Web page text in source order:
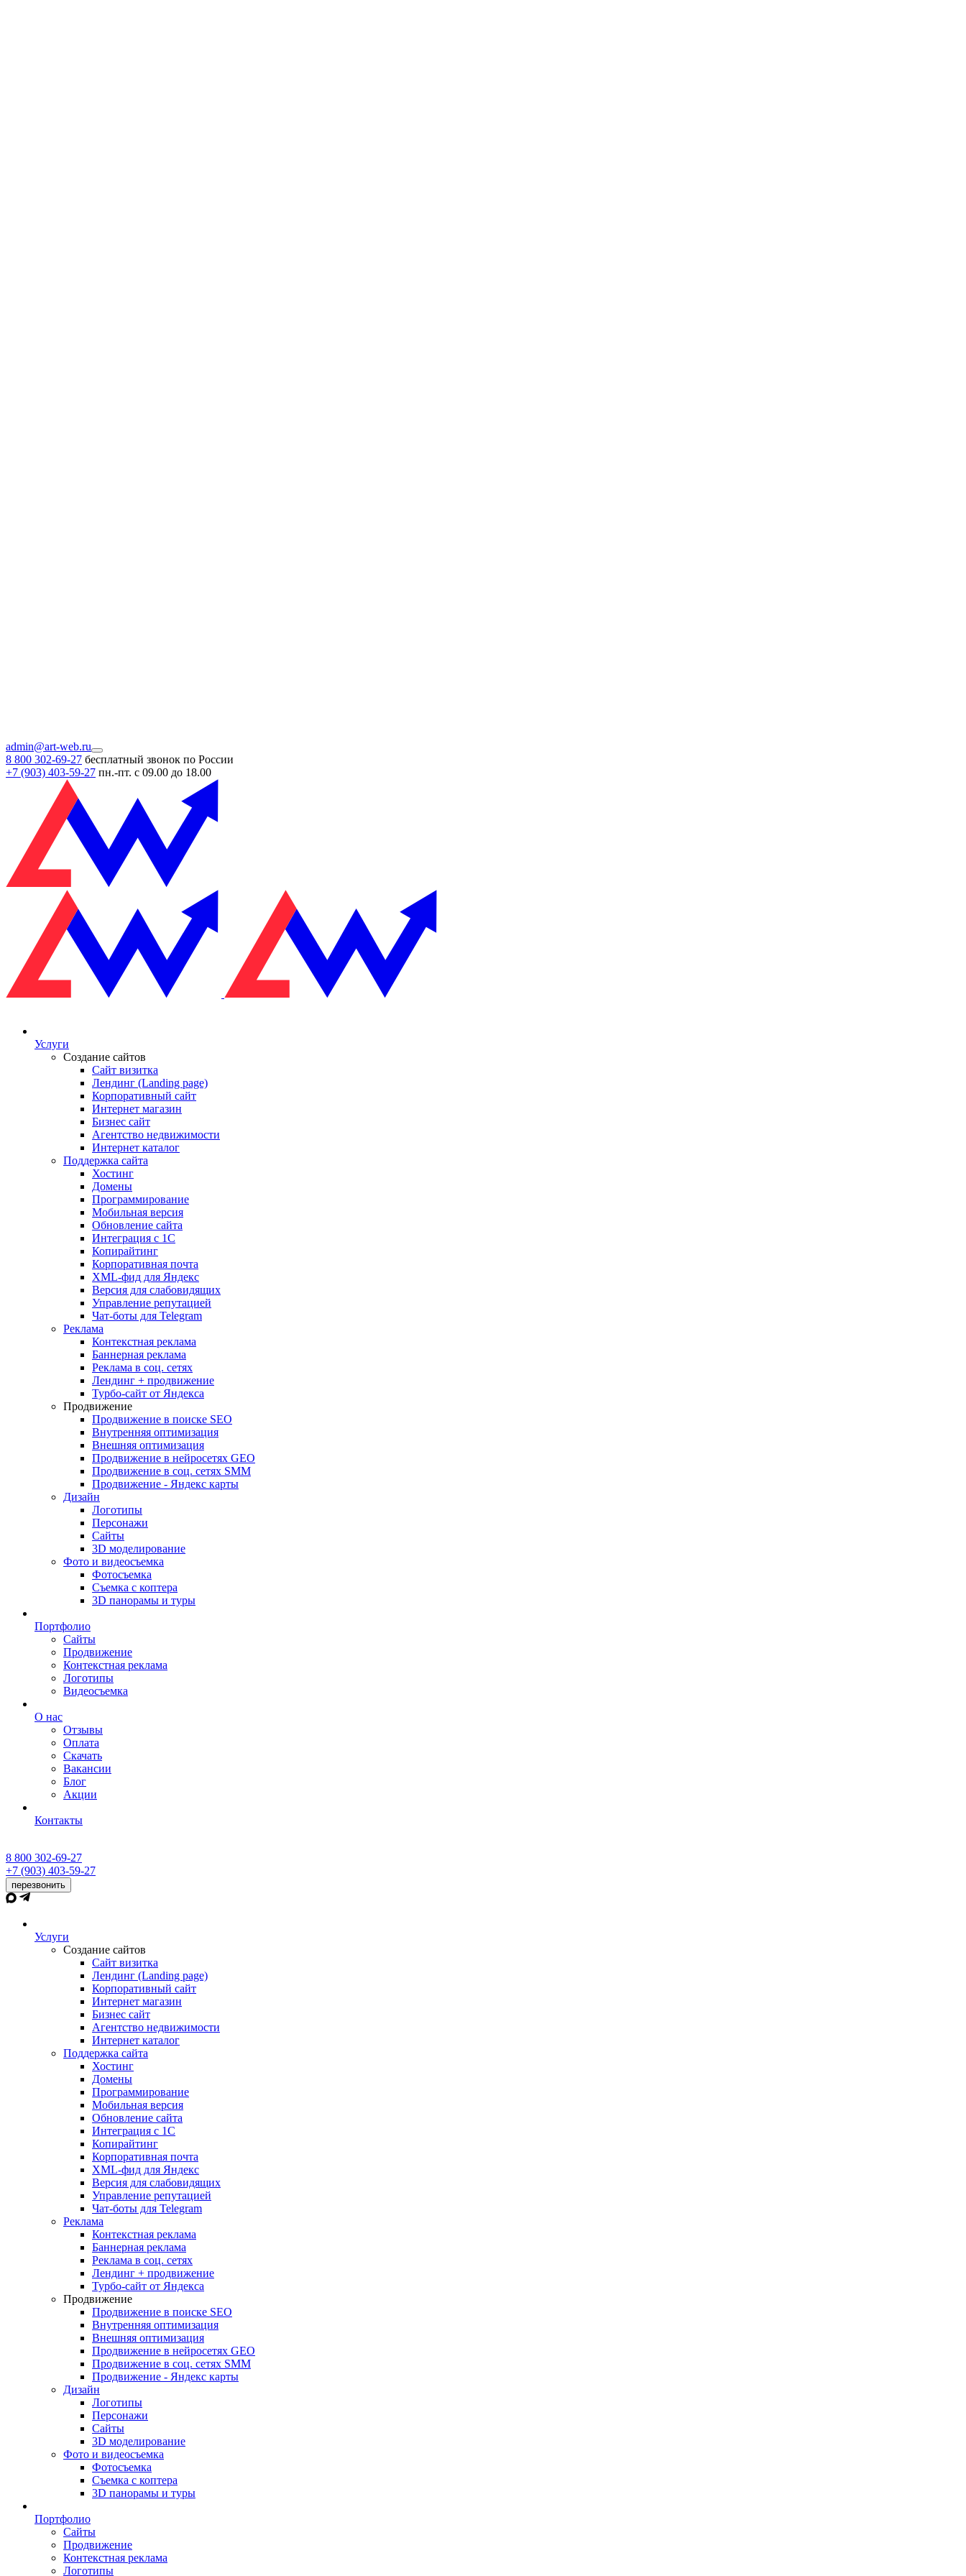
admin@art-web.ru
8 800 302-69-27 бесплатный звонок по России
+7 (903) 403-59-27 пн.-пт. с 09.00 до 18.00
Услуги
Создание сайтов
Сайт визитка
Лендинг (Landing page)
Корпоративный сайт
Интернет магазин
Бизнес сайт
Агентство недвижимости
Интернет каталог
Поддержка сайта
Хостинг
Домены
Программирование
Мобильная версия
Обновление сайта
Интеграция с 1С
Копирайтинг
Корпоративная почта
XML-фид для Яндекс
Версия для слабовидящих
Управление репутацией
Чат-боты для Telegram
Реклама
Контекстная реклама
Баннерная реклама
Реклама в соц. сетях
Лендинг + продвижение
Турбо-сайт от Яндекса
Продвижение
Продвижение в поиске SEO
Внутренняя оптимизация
Внешняя оптимизация
Продвижение в нейросетях GEO
Продвижение в соц. сетях SMM
Продвижение - Яндекс карты
Дизайн
Логотипы
Персонажи
Сайты
3D моделирование
Фото и видеосъемка
Фотосъемка
Съемка с коптера
3D панорамы и туры
Портфолио
Сайты
Продвижение
Контекстная реклама
Логотипы
Видеосъемка
О нас
Отзывы
Оплата
Скачать
Вакансии
Блог
Акции
Контакты
8 800 302-69-27
+7 (903) 403-59-27
перезвонить
Услуги
Создание сайтов
Сайт визитка
Лендинг (Landing page)
Корпоративный сайт
Интернет магазин
Бизнес сайт
Агентство недвижимости
Интернет каталог
Поддержка сайта
Хостинг
Домены
Программирование
Мобильная версия
Обновление сайта
Интеграция с 1С
Копирайтинг
Корпоративная почта
XML-фид для Яндекс
Версия для слабовидящих
Управление репутацией
Чат-боты для Telegram
Реклама
Контекстная реклама
Баннерная реклама
Реклама в соц. сетях
Лендинг + продвижение
Турбо-сайт от Яндекса
Продвижение
Продвижение в поиске SEO
Внутренняя оптимизация
Внешняя оптимизация
Продвижение в нейросетях GEO
Продвижение в соц. сетях SMM
Продвижение - Яндекс карты
Дизайн
Логотипы
Персонажи
Сайты
3D моделирование
Фото и видеосъемка
Фотосъемка
Съемка с коптера
3D панорамы и туры
Портфолио
Сайты
Продвижение
Контекстная реклама
Логотипы